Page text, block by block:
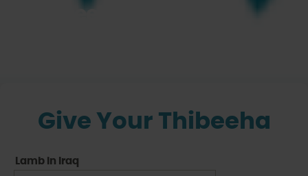
Thibeeha
Give Your Thibeeha
Lamb in Iraq